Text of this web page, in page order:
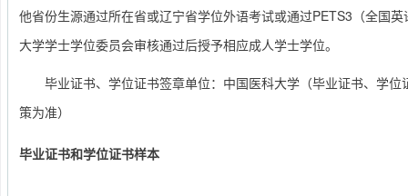
他省份生源通过所在省或辽宁省学位外语考试或通过PETS3（全国
大学学士学位委员会审核通过后授予相应成人学士学位。
毕业证书、学位证书签章单位：中国医科大学（毕业证书、学
策为准）
毕业证书和学位证书样本